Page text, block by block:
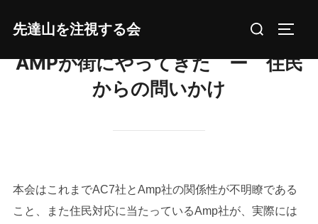
先達山を注視する会
検
対
AMPが街にやってきた ー 住民
からの問いかけ
本会はこれまでAC7社とAmp社の関係性が不明瞭である
こと、また住民対応に当たっているAmp社が、実際には